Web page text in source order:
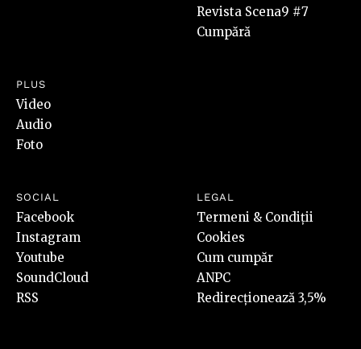
Revista Scena9 #7
Cumpără
PLUS
Video
Audio
Foto
SOCIAL
Facebook
Instagram
Youtube
SoundCloud
RSS
LEGAL
Termeni & Condiții
Cookies
Cum cumpăr
ANPC
Redirecționează 3,5%